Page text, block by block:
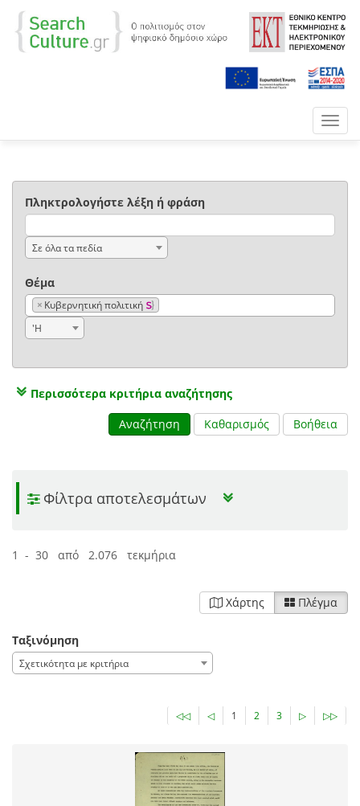
Πληκτρολογήστε λέξη ή φράση
Σε όλα τα πεδία
Θέμα
× Κυβερνητική πολιτική
'Η
Περισσότερα κριτήρια αναζήτησης
Αναζήτηση
Καθαρισμός Βοήθεια
Φίλτρα αποτελεσμάτων
1 - 30 από 2.076 τεκμήρια
Χάρτης Πλέγμα
Ταξινόμηση
Σχετικότητα με κριτήρια
◁◁ ◁ 1 2 3 ▷ ▷▷